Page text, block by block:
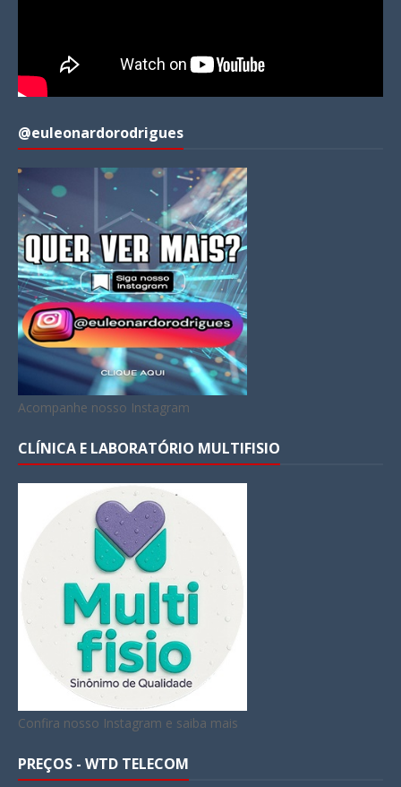
@euleonardorodrigues
Acompanhe nosso Instagram
CLÍNICA E LABORATÓRIO MULTIFISIO
Confira nosso Instagram e saiba mais
PREÇOS - WTD TELECOM